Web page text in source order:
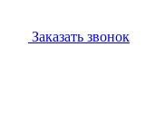
Заказать звонок